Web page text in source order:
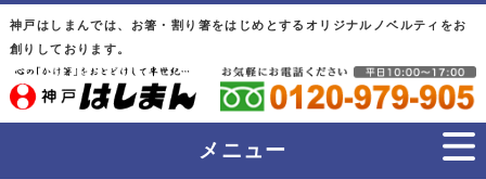
神戸はしまんでは、お箸・割り箸をはじめとするオリジナルノベルティをお
創りしております。
メニュー